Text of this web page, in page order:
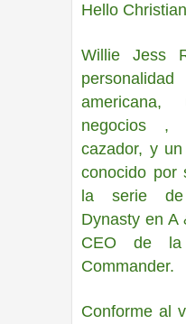
Hello
Willie Jess
negocios ,
cazador, y
conocido por
la serie de
Dynasty en A
CEO de la
Commander.
Conforme al